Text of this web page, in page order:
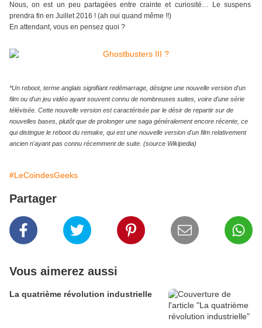
Nous, on est un peu partagées entre crainte et curiosité… Le suspens
prendra fin en Juillet 2016 ! (ah oui quand même !!)
En attendant, vous en pensez quoi ?
*Un reboot, terme anglais signifiant redémarrage, désigne une nouvelle version d'un
film ou d'un jeu vidéo ayant souvent connu de nombreuses suites, voire d'une série
télévisée. Cette nouvelle version est caractérisée par le désir de repartir sur de
nouvelles bases, plutôt que de prolonger une saga généralement encore récente, ce
qui distingue le reboot du remake, qui est une nouvelle version d'un film relativement
ancien n'ayant pas connu récemment de suite. (source Wikipedia)
#LeCoindesGeeks
Partager
Vous aimerez aussi
La quatrième révolution industrielle